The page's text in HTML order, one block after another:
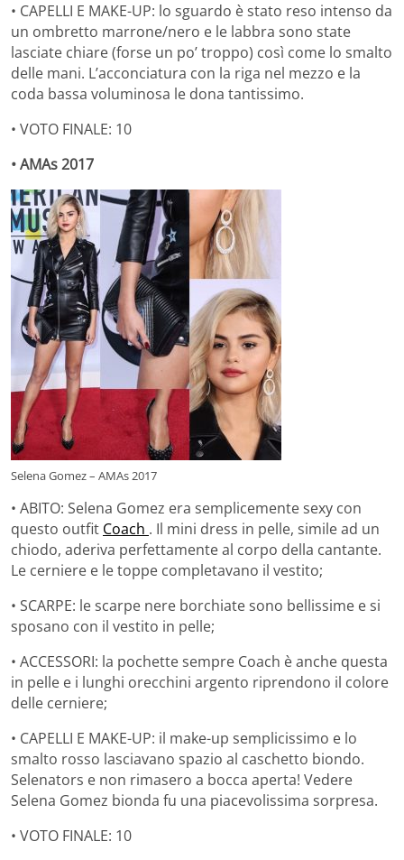
• CAPELLI E MAKE-UP: lo sguardo è stato reso intenso da
un ombretto marrone/nero e le labbra sono state
lasciate chiare (forse un po’ troppo) così come lo smalto
delle mani. L’acconciatura con la riga nel mezzo e la
coda bassa voluminosa le dona tantissimo.
• VOTO FINALE: 10
• AMAs 2017
Selena Gomez – AMAs 2017
• ABITO: Selena Gomez era semplicemente sexy con
questo outfit Coach . Il mini dress in pelle, simile ad un
chiodo, aderiva perfettamente al corpo della cantante.
Le cerniere e le toppe completavano il vestito;
• SCARPE: le scarpe nere borchiate sono bellissime e si
sposano con il vestito in pelle;
• ACCESSORI: la pochette sempre Coach è anche questa
in pelle e i lunghi orecchini argento riprendono il colore
delle cerniere;
• CAPELLI E MAKE-UP: il make-up semplicissimo e lo
smalto rosso lasciavano spazio al caschetto biondo.
Selenators e non rimasero a bocca aperta! Vedere
Selena Gomez bionda fu una piacevolissima sorpresa.
• VOTO FINALE: 10